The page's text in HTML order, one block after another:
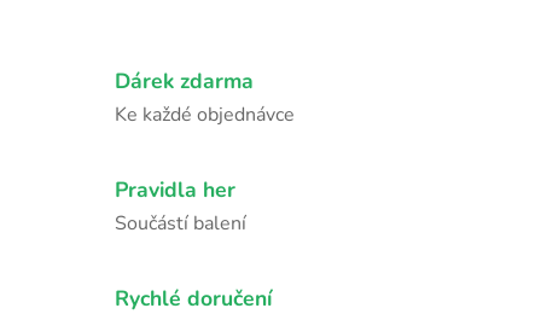
Dárek zdarma
Ke každé objednávce
Pravidla her
Součástí balení
Rychlé doručení